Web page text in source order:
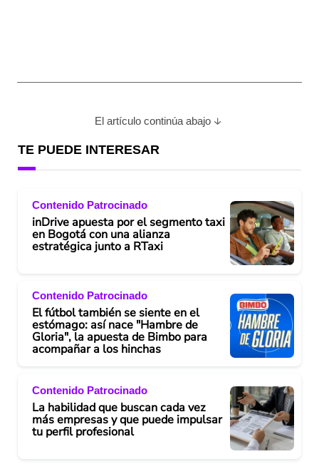
El artículo continúa abajo
TE PUEDE INTERESAR
Contenido Patrocinado
inDrive apuesta por el segmento taxi
en Bogotá con una alianza
estratégica junto a RTaxi
Contenido Patrocinado
El fútbol también se siente en el
estómago: así nace "Hambre de
Gloria", la apuesta de Bimbo para
acompañar a los hinchas
Contenido Patrocinado
La habilidad que buscan cada vez
más empresas y que puede impulsar
tu perfil profesional